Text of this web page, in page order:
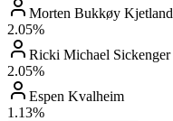
Morten Bukkøy Kjetland
2.05%
Ricki Michael Sickenger
2.05%
Espen Kvalheim
1.13%